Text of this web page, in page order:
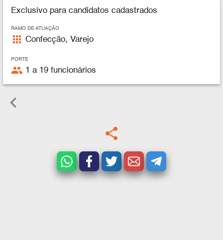
Exclusivo para candidatos cadastrados
RAMO DE ATUAÇÃO
apps Confecção, Varejo
PORTE
people 1 a 19 funcionários
keyboard_arrow_left
share